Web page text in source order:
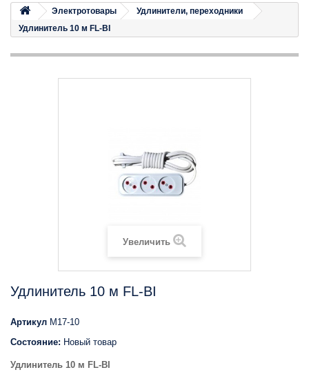
Электротовары
Удлинители, переходники
Удлинитель 10 м FL-BI
Увеличить
Удлинитель 10 м FL-BI
Артикул M17-10
Состояние: Новый товар
Удлинитель 10 м FL-BI